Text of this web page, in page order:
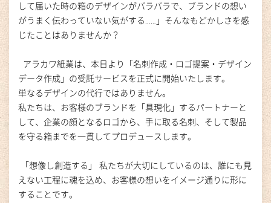
して届いた時の箱のデザインがバラバラで、ブランドの想い
がうまく伝わっていない気がする……」そんなもどかしさを感
じたことはありませんか？
アラカワ紙業は、本日より「名刺作成・ロゴ提案・デザイン
データ作成」の受託サービスを正式に開始いたします。
単なるデザインの代行ではありません。
私たちは、お客様のブランドを「具現化」するパートナーと
して、企業の顔となるロゴから、手に取る名刺、そして製品
を守る箱までを一貫してプロデュースします。
「想像し創造する」
私たちが大切にしているのは、誰にも見
えない工程に魂を込め、お客様の想いをイメージ通りに形に
することです。